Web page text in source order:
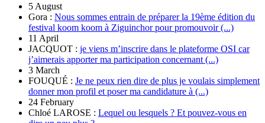
5 August
Gora : Nous sommes entrain de préparer la 19ème édition du
festival koom koom à Ziguinchor pour promouvoir (...)
11 April
JACQUOT : je viens m’inscrire dans le plateforme OSI car
j’aimerais apporter ma participation concernant (...)
3 March
FOUQUÉ : Je ne peux rien dire de plus je voulais simplement
donner mon profil et poser ma candidature à (...)
24 February
Chloé LAROSE : Lequel ou lesquels ? Et pouvez-vous en